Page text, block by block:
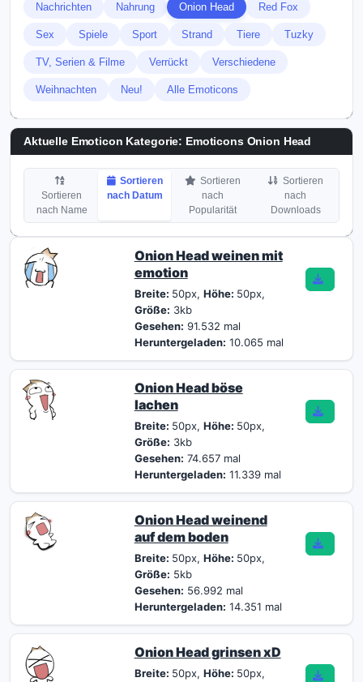
Nachrichten Nahrung Onion Head Red Fox
Sex Spiele Sport Strand Tiere Tuzky
TV, Serien & Filme Verrückt Verschiedene
Weihnachten Neu! Alle Emoticons
Aktuelle Emoticon Kategorie: Emoticons Onion Head
Sortieren
nach Name
Sortieren
nach Datum
Sortieren
nach
Popularität
Sortieren
nach
Downloads
Onion Head weinen mit
emotion
Breite: 50px, Höhe: 50px,
Größe: 3kb
Gesehen: 91.532 mal
Heruntergeladen: 10.065 mal
Onion Head böse
lachen
Breite: 50px, Höhe: 50px,
Größe: 3kb
Gesehen: 74.657 mal
Heruntergeladen: 11.339 mal
Onion Head weinend
auf dem boden
Breite: 50px, Höhe: 50px,
Größe: 5kb
Gesehen: 56.992 mal
Heruntergeladen: 14.351 mal
Onion Head grinsen xD
Breite: 50px, Höhe: 50px,